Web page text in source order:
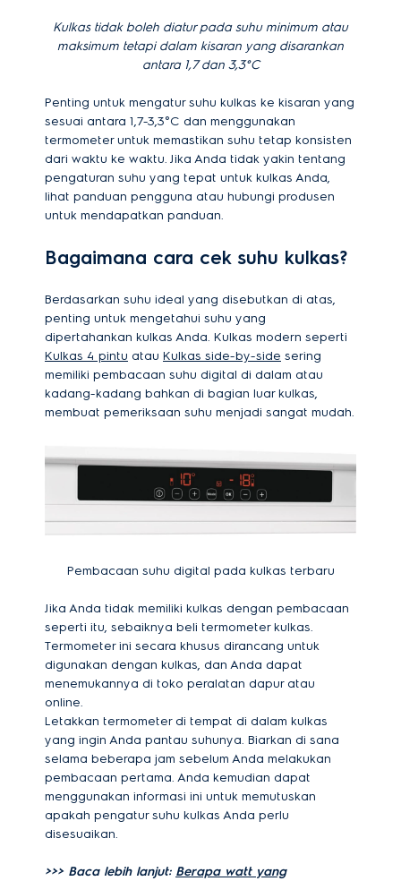
Kulkas tidak boleh diatur pada suhu minimum atau
maksimum tetapi dalam kisaran yang disarankan
antara 1,7 dan 3,3°C
Penting untuk mengatur suhu kulkas ke kisaran yang
sesuai antara 1,7-3,3°C dan menggunakan
termometer untuk memastikan suhu tetap konsisten
dari waktu ke waktu. Jika Anda tidak yakin tentang
pengaturan suhu yang tepat untuk kulkas Anda,
lihat panduan pengguna atau hubungi produsen
untuk mendapatkan panduan.
Bagaimana cara cek suhu kulkas?
Berdasarkan suhu ideal yang disebutkan di atas,
penting untuk mengetahui suhu yang
dipertahankan kulkas Anda. Kulkas modern seperti
Kulkas 4 pintu atau Kulkas side-by-side sering
memiliki pembacaan suhu digital di dalam atau
kadang-kadang bahkan di bagian luar kulkas,
membuat pemeriksaan suhu menjadi sangat mudah.
Pembacaan suhu digital pada kulkas terbaru
Jika Anda tidak memiliki kulkas dengan pembacaan
seperti itu, sebaiknya beli termometer kulkas.
Termometer ini secara khusus dirancang untuk
digunakan dengan kulkas, dan Anda dapat
menemukannya di toko peralatan dapur atau
online.
Letakkan termometer di tempat di dalam kulkas
yang ingin Anda pantau suhunya. Biarkan di sana
selama beberapa jam sebelum Anda melakukan
pembacaan pertama. Anda kemudian dapat
menggunakan informasi ini untuk memutuskan
apakah pengatur suhu kulkas Anda perlu
disesuaikan.
>>> Baca lebih lanjut: Berapa watt yang